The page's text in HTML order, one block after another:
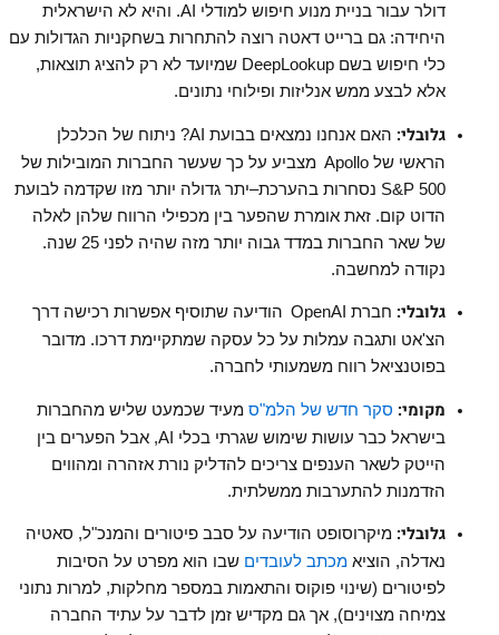
דולר עבור בניית מנוע חיפוש למודלי AI. והיא לא הישראלית
היחידה: גם ברייט דאטה רוצה להתחרות בשחקניות הגדולות עם
כלי חיפוש בשם DeepLookup שמיועד לא רק להציג תוצאות,
אלא לבצע ממש אנליזות ופילוחי נתונים.
גלובלי: האם אנחנו נמצאים בבועת AI?
ניתוח של הכלכלן
הראשי של Apollo מצביע על כך שעשר החברות המובילות של
S&P 500 נסחרות בהערכת–יתר גדולה יותר מזו שקדמה לבועת
הדוט קום. זאת אומרת שהפער בין מכפילי הרווח שלהן לאלה
של שאר החברות במדד גבוה יותר מזה שהיה לפני 25 שנה.
נקודה למחשבה.
גלובלי: חברת OpenAI הודיעה שתוסיף אפשרות רכישה דרך
הצ'אט ותגבה עמלות על כל עסקה שמתקיימת דרכו. מדובר
בפוטנציאל רווח משמעותי לחברה.
מקומי: סקר חדש של הלמ"ס מעיד שכמעט שליש מהחברות
בישראל כבר עושות שימוש שגרתי בכלי AI, אבל הפערים בין
הייטק לשאר הענפים צריכים להדליק נורת אזהרה ומהווים
הזדמנות להתערבות ממשלתית.
גלובלי: מיקרוסופט הודיעה על סבב פיטורים והמנכ"ל, סאטיה
נאדלה, הוציא מכתב לעובדים שבו הוא מפרט על הסיבות
לפיטורים (שינוי פוקוס והתאמות במספר מחלקות, למרות נתוני
צמיחה מצוינים), אך גם מקדיש זמן לדבר על עתיד החברה